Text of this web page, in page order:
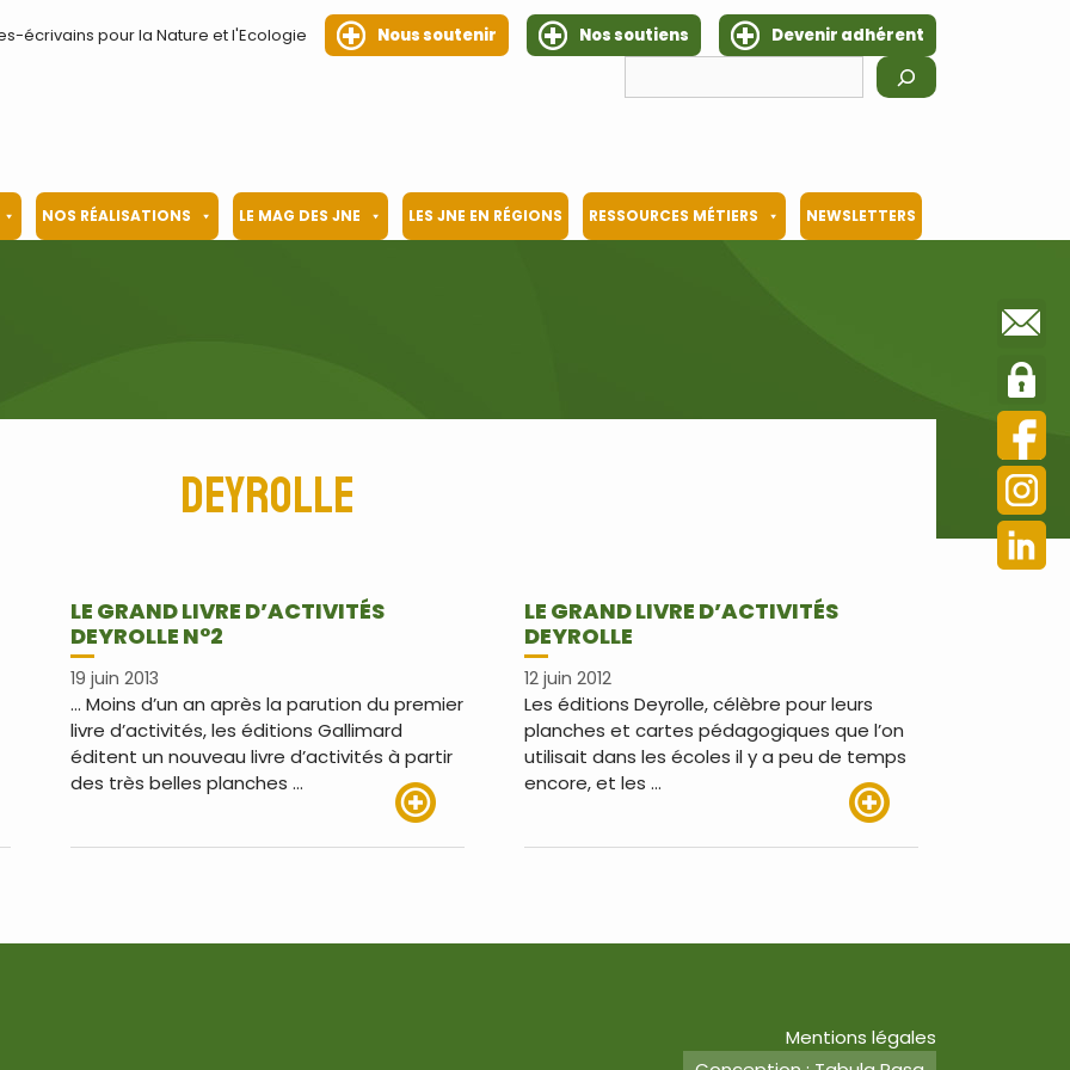
écrivains pour la Nature et l'Ecologie Nous soutenir Nos soutiens
Devenir adhérent
NOS RÉALISATIONS LE MAG DES JNE LES JNE EN RÉGIONS RESSOURCES MÉTIERS NEWSLETTERS
Deyrolle
LE GRAND LIVRE D’ACTIVITÉS
DEYROLLE N°2
19 juin 2013
… Moins d’un an après la parution du premier
livre d’activités, les éditions Gallimard
éditent un nouveau livre d’activités à partir
des très belles planches …
LE GRAND LIVRE D’ACTIVITÉS
DEYROLLE
12 juin 2012
Les éditions Deyrolle, célèbre pour leurs
planches et cartes pédagogiques que l’on
utilisait dans les écoles il y a peu de temps
encore, et les …
Mentions légales